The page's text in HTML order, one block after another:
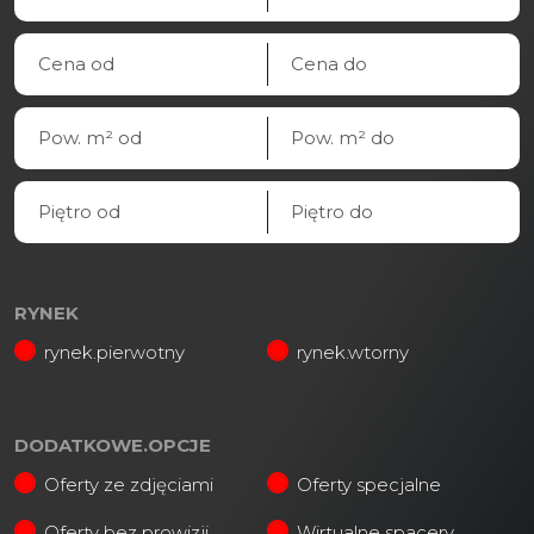
RYNEK
rynek.pierwotny
rynek.wtorny
DODATKOWE.OPCJE
Oferty ze zdjęciami
Oferty specjalne